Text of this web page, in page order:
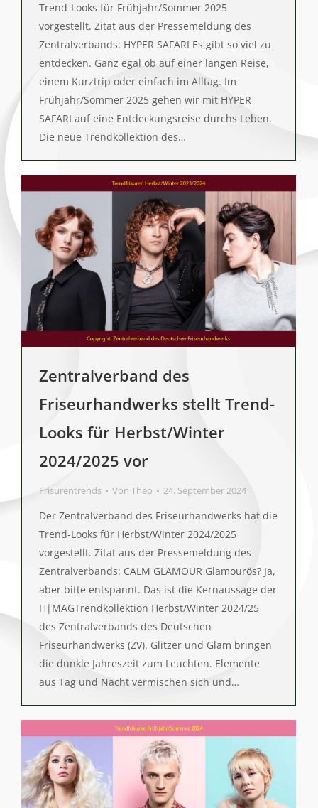
Trend-Looks für Frühjahr/Sommer 2025
vorgestellt. Zitat aus der Pressemeldung des
Zentralverbands: HYPER SAFARI Es gibt so viel zu
entdecken. Ganz egal ob auf einer langen Reise,
einem Kurztrip oder einfach im Alltag. Im
Frühjahr/Sommer 2025 gehen wir mit HYPER
SAFARI auf eine Entdeckungsreise durchs Leben.
Die neue Trendkollektion des…
Zentralverband des
Friseurhandwerks stellt Trend-
Looks für Herbst/Winter
2024/2025 vor
Frisurentrends Von Theo 24. September 2024
Der Zentralverband des Friseurhandwerks hat die
Trend-Looks für Herbst/Winter 2024/2025
vorgestellt. Zitat aus der Pressemeldung des
Zentralverbands: CALM GLAMOUR Glamourös? Ja,
aber bitte entspannt. Das ist die Kernaussage der
H|MAGTrendkollektion Herbst/Winter 2024/25
des Zentralverbands des Deutschen
Friseurhandwerks (ZV). Glitzer und Glam bringen
die dunkle Jahreszeit zum Leuchten. Elemente
aus Tag und Nacht vermischen sich und…